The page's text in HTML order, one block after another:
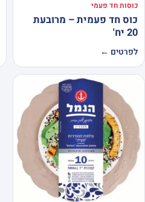
כוסות חד פעמי
כוס חד פעמית – מרובעת
20 יח'
לפרטים ←